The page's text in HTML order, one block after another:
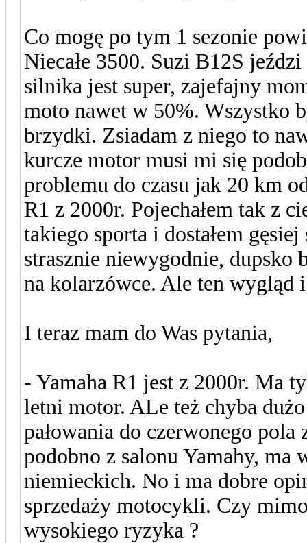
Co mogę po tym 1 sezonie
Niecałe 3500. Suzi B12S
silnika jest super, zajefajny
moto nawet w 50%. Wszystko
brzydki. Zsiadam z niego to
kurcze motor musi mi się
problemu do czasu jak 20 km
R1 z 2000r. Pojechałem tak z
takiego sporta i dostałem
strasznie niewygodnie, dupsko
na kolarzówce. Ale ten wygląd
I teraz mam do Was pytania,
- Yamaha R1 jest z 2000r. Ma
letni motor. ALe też chyba
pałowania do czerwonego
podobno z salonu Yamahy,
niemieckich. No i ma dobre
sprzedaży motocykli. Czy
wysokiego ryzyka ?